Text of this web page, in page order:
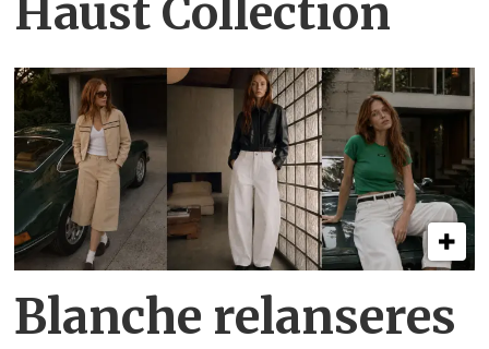
Haust Collection
Blanche relanseres